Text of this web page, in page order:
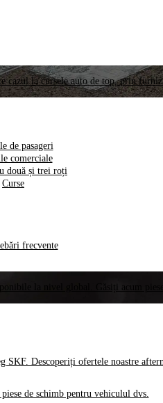
cazul la cursele auto de top, prin
de pasageri
comerciale
două și trei roți
Curse
frecvente
la nivel global. Găsiți acum
SKF. Descoperiți ofertele noastre
de schimb pentru vehiculul dvs.